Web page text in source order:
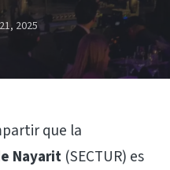
2025
que la
Nayarit (SECTUR) es